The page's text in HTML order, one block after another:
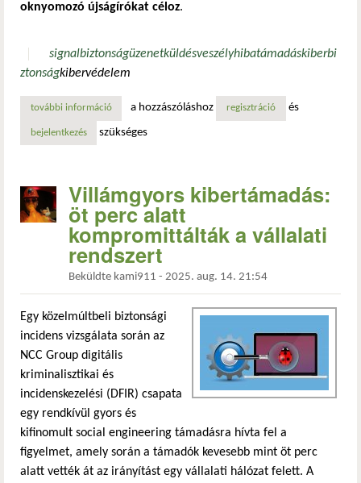
oknyomozó újságírókat céloz.
signalbiztonságüzenetküldésveszélyhibatámadáskiberbi
ztonságkibervédelem
további információmagas beosztású signal felhasználókat vettek célba a
a hozzászóláshoz regisztráció és
bejelentkezés szükséges
Villámgyors kibertámadás:
öt perc alatt
kompromittálták a vállalati
rendszert
Beküldte kami911 - 2025. aug. 14. 21:54
Egy közelmúltbeli biztonsági
incidens vizsgálata során az
NCC Group digitális
kriminalisztikai és
incidenskezelési (DFIR) csapata
egy rendkívül gyors és
kifinomult social engineering támadásra hívta fel a
figyelmet, amely során a támadók kevesebb mint öt perc
alatt vették át az irányítást egy vállalati hálózat felett. A